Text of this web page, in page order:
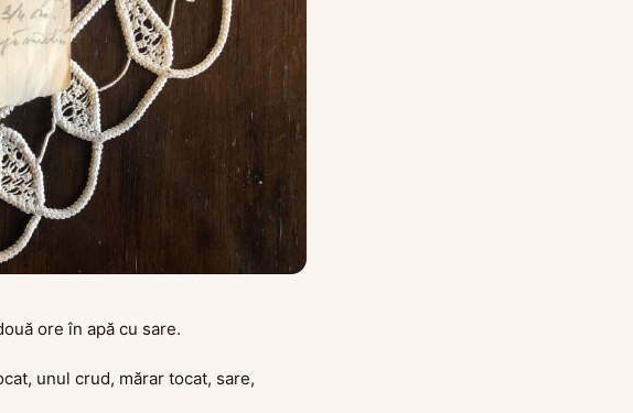
ore în apă cu sare.
unul crud, mărar tocat, sare,